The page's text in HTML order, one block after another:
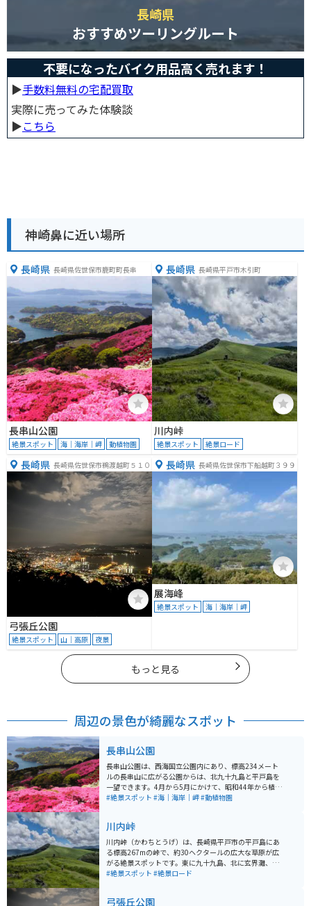
長崎県
おすすめツーリングルート
不要になったバイク用品高く売れます！
▶︎手数料無料の宅配買取
実際に売ってみた体験談
▶︎こちら
神崎鼻に近い場所
長崎県 長崎県佐世保市鹿町町長串
長串山公園
絶景スポット 海｜海岸｜岬 動植物園
長崎県 長崎県平戸市木引町
川内峠
絶景スポット 絶景ロード
長崎県 長崎県佐世保市鵜渡越町５１０
弓張丘公園
絶景スポット 山｜高原 夜景
長崎県 長崎県佐世保市下船越町３９９
展海峰
絶景スポット 海｜海岸｜岬
もっと見る
周辺の景色が綺麗なスポット
長串山公園
長串山公園は、西海国立公園内にあり、標高234メート
ルの長串山に広がる公園からは、北九十九島と平戸島を
一望できます。4月から5月にかけて、昭和44年から植栽
された久留米つつじ、平戸つつじなど10万本のつつじが
#絶景スポット #海｜海岸｜岬#動植物園
川内峠
川内峠（かわちとうげ）は、長崎県平戸市の平戸島にあ
る標高267mの峠で、約30ヘクタールの広大な草原が広
がる絶景スポットです。東に九十九島、北に玄界灘、遠
くには壱岐・対馬を望む360度のパノラマビューが魅力
#絶景スポット #絶景ロード
弓張丘公園